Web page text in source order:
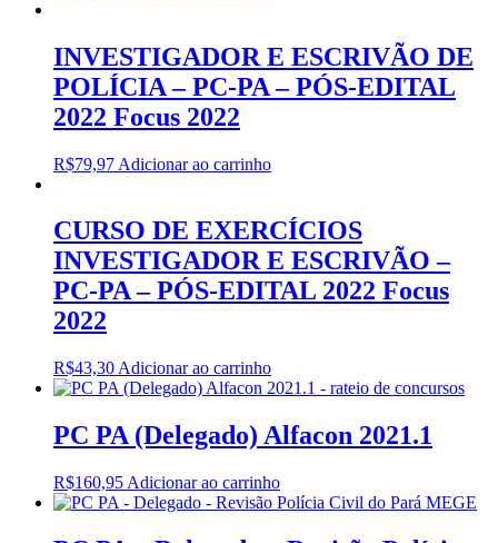
INVESTIGADOR E ESCRIVÃO DE
POLÍCIA – PC-PA – PÓS-EDITAL
2022 Focus 2022
R$79,97 Adicionar ao carrinho
CURSO DE EXERCÍCIOS
INVESTIGADOR E ESCRIVÃO –
PC-PA – PÓS-EDITAL 2022 Focus
2022
R$43,30 Adicionar ao carrinho
PC PA (Delegado) Alfacon 2021.1
R$160,95 Adicionar ao carrinho